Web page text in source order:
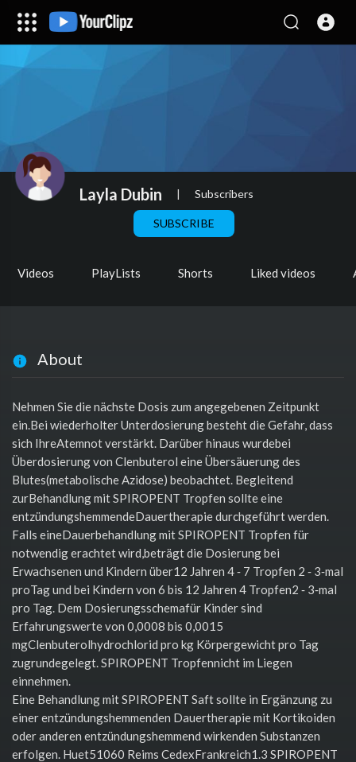
Layla Dubin | Subscribers
SUBSCRIBE
Videos PlayLists Shorts Liked videos
About
Nehmen Sie die nächste Dosis zum angegebenen Zeitpunkt
ein.Bei wiederholter Unterdosierung besteht die Gefahr, dass
sich IhreAtemnot verstärkt. Darüber hinaus wurdebei
Überdosierung von Clenbuterol eine Übersäuerung des
Blutes(metabolische Azidose) beobachtet. Begleitend
zurBehandlung mit SPIROPENT Tropfen sollte eine
entzündungshemmendeDauertherapie durchgeführt werden.
Falls eineDauerbehandlung mit SPIROPENT Tropfen für
notwendig erachtet wird,beträgt die Dosierung bei
Erwachsenen und Kindern über12 Jahren 4 ‑ 7 Tropfen 2 ‑ 3‑mal
proTag und bei Kindern von 6 bis 12 Jahren 4 Tropfen2 ‑ 3‑mal
pro Tag. Dem Dosierungsschemafür Kinder sind
Erfahrungswerte von 0,0008 bis 0,0015
mgClenbuterolhydrochlorid pro kg Körpergewicht pro Tag
zugrundegelegt. SPIROPENT Tropfennicht im Liegen
einnehmen.
Eine Behandlung mit SPIROPENT Saft sollte in Ergänzung zu
einer entzündungshemmenden Dauertherapie mit Kortikoiden
oder anderen entzündungshemmend wirkenden Substanzen
erfolgen. Huet51060 Reims CedexFrankreich1.3 SPIROPENT